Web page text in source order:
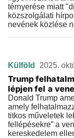
térnyerése miatt
közszolgálati
nevének közlése
Külföld 2025.
Trump
lépjen fel a
Donald Trump
amely
titkos műveletek
fellépésekre” a
kereskedelem